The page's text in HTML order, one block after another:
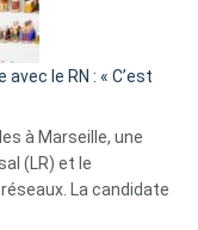
Algérie
le RN : « C’est
à Marseille, une
(LR) et le
La candidate